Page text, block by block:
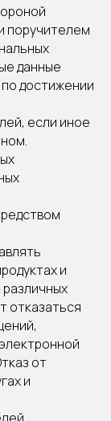
поручителем
данные
достижении
если иное
и
отказаться
от
и